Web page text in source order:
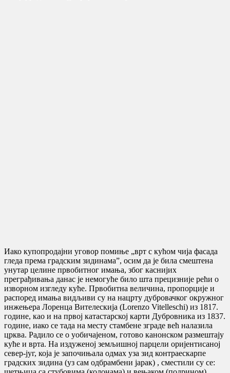
Иако купопродајни уговор помиње „врт с кућом чија фасада
гледа према градским зидинама”, осим да је била смештена
унутар целине првобитног имања, због каснијих
преграђивања данас је немогуће било шта прецизније рећи о
изворном изгледу куће. Првобитна величина, пропорције и
распоред имања видљиви су на нацрту дубровачког окружног
инжењера Лоренца Вителескија (Lorenzo Vitelleschi) из 1817.
године, као и на првој катастарској карти Дубровника из 1837.
године, иако се тада на месту стамбене зграде већ налазила
црква. Радило се о уобичајеном, готово канонском размештају
куће и врта. На издуженој земљишној парцели оријентисаној
север-југ, која је започињала одмах уза зид контраескарпе
градских зидина (уз сам одбрамбени јарак) , сместили су се: